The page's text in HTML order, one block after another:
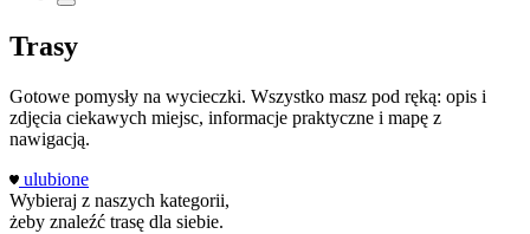
Trasy
Gotowe pomysły na wycieczki. Wszystko masz pod ręką: opis i
zdjęcia ciekawych miejsc, informacje praktyczne i mapę z
nawigacją.
ulubione
Wybieraj z naszych kategorii,
żeby znaleźć trasę dla siebie.